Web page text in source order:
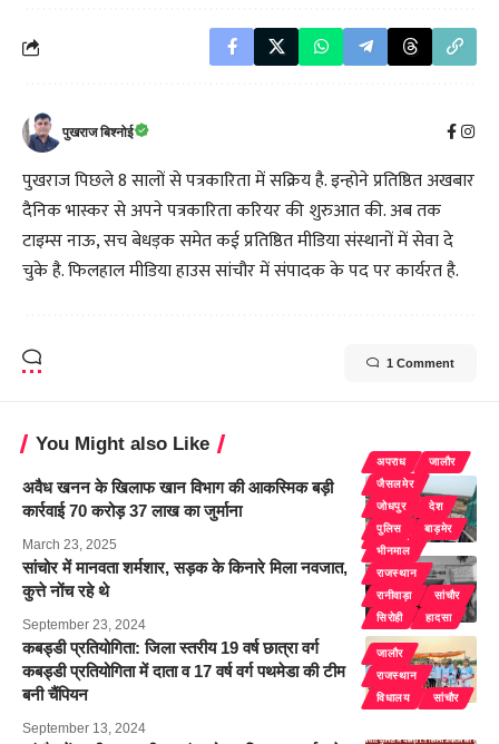
पुखराज बिश्नोई
पुखराज पिछले 8 सालों से पत्रकारिता में सक्रिय है. इन्होने प्रतिष्ठित अखबार
दैनिक भास्कर से अपने पत्रकारिता करियर की शुरुआत की. अब तक
टाइम्स नाऊ, सच बेधड़क समेत कई प्रतिष्ठित मीडिया संस्थानों में सेवा दे
चुके है. फिलहाल मीडिया हाउस सांचौर में संपादक के पद पर कार्यरत है.
1 Comment
You Might also Like
राजस्थान
अवैध खनन के खिलाफ खान विभाग की आकस्मिक बड़ी
कार्रवाई 70 करोड़ 37 लाख का जुर्माना
March 23, 2025
अपराध
जालौर
जैसलमेर
जोधपुर
देश
पुलिस
बाड़मेर
भीनमाल
राजस्थान
रानीवाड़ा
सांचौर
सिरोही
हादसा
सांचोर में मानवता शर्मशार, सड़क के किनारे मिला नवजात,
कुत्ते नोंच रहे थे
September 23, 2024
जालौर
राजस्थान
विधालय
सांचौर
कबड्डी प्रतियोगिता: जिला स्तरीय 19 वर्ष छात्रा वर्ग
कबड्डी प्रतियोगिता में दाता व 17 वर्ष वर्ग पथमेडा की टीम
बनी चैंपियन
September 13, 2024